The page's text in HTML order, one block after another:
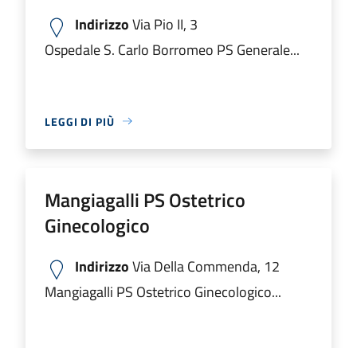
IndirizzoVia Pio II, 3
Ospedale S. Carlo Borromeo PS Generale...
LEGGI DI PIÙ
Mangiagalli PS Ostetrico
Ginecologico
IndirizzoVia Della Commenda, 12
Mangiagalli PS Ostetrico Ginecologico...